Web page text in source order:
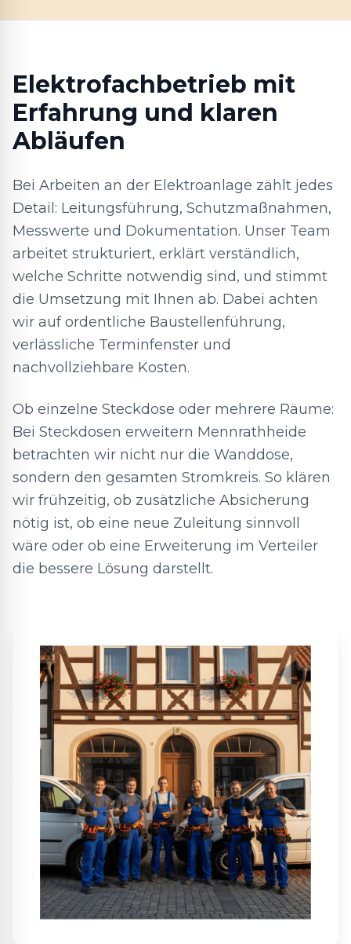
Elektrofachbetrieb mit
Erfahrung und klaren
Abläufen
Bei Arbeiten an der Elektroanlage zählt jedes
Detail: Leitungsführung, Schutzmaßnahmen,
Messwerte und Dokumentation. Unser Team
arbeitet strukturiert, erklärt verständlich,
welche Schritte notwendig sind, und stimmt
die Umsetzung mit Ihnen ab. Dabei achten
wir auf ordentliche Baustellenführung,
verlässliche Terminfenster und
nachvollziehbare Kosten.
Ob einzelne Steckdose oder mehrere Räume:
Bei Steckdosen erweitern Mennrathheide
betrachten wir nicht nur die Wanddose,
sondern den gesamten Stromkreis. So klären
wir frühzeitig, ob zusätzliche Absicherung
nötig ist, ob eine neue Zuleitung sinnvoll
wäre oder ob eine Erweiterung im Verteiler
die bessere Lösung darstellt.